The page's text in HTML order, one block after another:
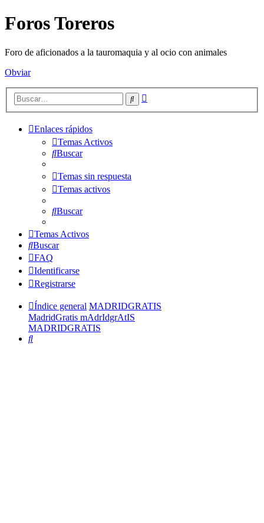
Foros Toreros
Foro de aficionados a la tauromaquia y al ocio con animales
Obviar
Buscar
Enlaces rápidos
Temas Activos
Buscar
Temas sin respuesta
Temas activos
Buscar
Temas Activos
Buscar
FAQ
Identificarse
Registrarse
Índice general MADRIDGRATIS
MadridGratis mAdrIdgrAtIS
MADRIDGRATIS
Buscar